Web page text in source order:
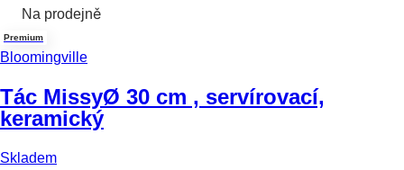
Na prodejně
Premium
Bloomingville
Tác MissyØ 30 cm , servírovací,
keramický
Skladem